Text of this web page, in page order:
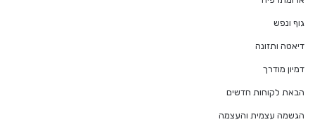
גוף ונפש
דיאטה ותזונה
דמיון מודרך
הבאת לקוחות חדשים
הגשמה עצמית והעצמה